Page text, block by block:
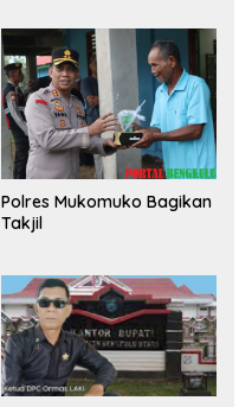
Polres Mukomuko Bagikan
Takjil